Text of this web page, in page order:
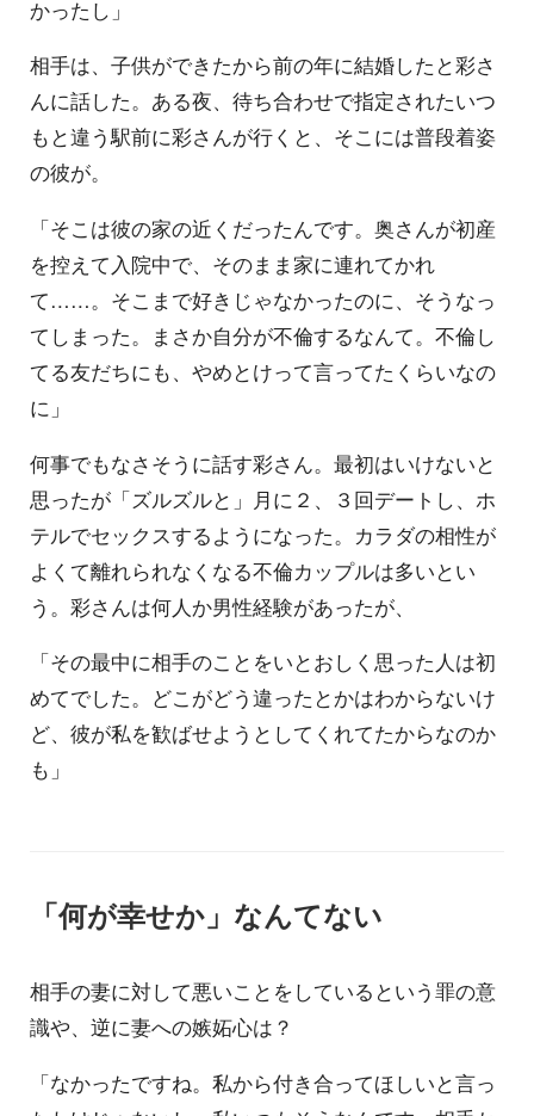
かったし」
相手は、子供ができたから前の年に結婚したと彩さ
んに話した。ある夜、待ち合わせで指定されたいつ
もと違う駅前に彩さんが行くと、そこには普段着姿
の彼が。
「そこは彼の家の近くだったんです。奥さんが初産
を控えて入院中で、そのまま家に連れてかれ
て……。そこまで好きじゃなかったのに、そうなっ
てしまった。まさか自分が不倫するなんて。不倫し
てる友だちにも、やめとけって言ってたくらいなの
に」
何事でもなさそうに話す彩さん。最初はいけないと
思ったが「ズルズルと」月に２、３回デートし、ホ
テルでセックスするようになった。カラダの相性が
よくて離れられなくなる不倫カップルは多いとい
う。彩さんは何人か男性経験があったが、
「その最中に相手のことをいとおしく思った人は初
めてでした。どこがどう違ったとかはわからないけ
ど、彼が私を歓ばせようとしてくれてたからなのか
も」
「何が幸せか」なんてない
相手の妻に対して悪いことをしているという罪の意
識や、逆に妻への嫉妬心は？
「なかったですね。私から付き合ってほしいと言っ